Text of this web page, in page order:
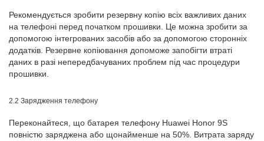
Рекомендується зробити резервну копію всіх важливих даних
на телефоні перед початком прошивки. Це можна зробити за
допомогою інтегрованих засобів або за допомогою сторонніх
додатків. Резервне копіювання допоможе запобігти втраті
даних в разі непередбачуваних проблем під час процедури
прошивки.
2.2 Зарядження телефону
Переконайтеся, що батарея телефону Huawei Honor 9S
повністю заряджена або щонайменше на 50%. Витрата заряду